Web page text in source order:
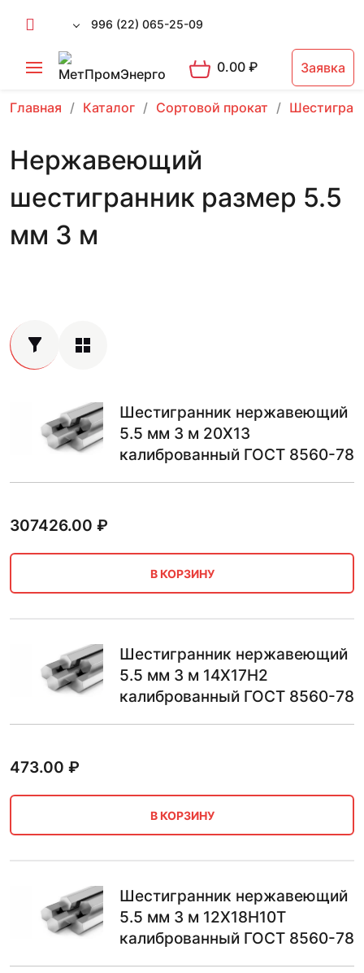
996 (22) 065-25-09
0.00₽ Заявка
Главная Каталог Сортовой прокат
Нержавеющий
шестигранник размер 5.5
мм 3 м
Шестигранник нержавеющий
5.5 мм 3 м 20Х13
калиброванный ГОСТ 8560-78
307426.00 ₽
В КОРЗИНУ
Шестигранник нержавеющий
5.5 мм 3 м 14Х17Н2
калиброванный ГОСТ 8560-78
473.00 ₽
В КОРЗИНУ
Шестигранник нержавеющий
5.5 мм 3 м 12Х18Н10Т
калиброванный ГОСТ 8560-78